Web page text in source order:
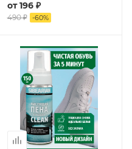
от196 ₽
490 ₽ -60%